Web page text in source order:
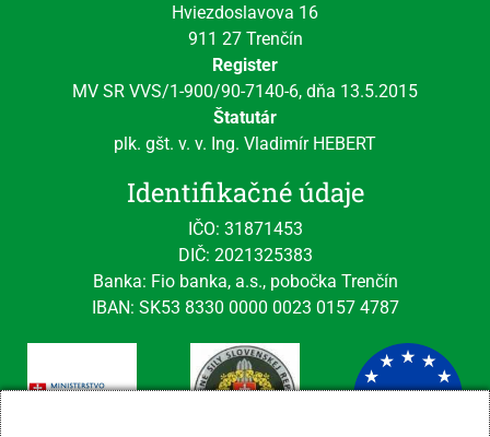
Hviezdoslavova 16
911 27 Trenčín
Register
MV SR VVS/1-900/90-7140-6, dňa 13.5.2015
Štatutár
plk. gšt. v. v. Ing. Vladimír HEBERT
Identifikačné údaje
IČO: 31871453
DIČ: 2021325383
Banka: Fio banka, a.s., pobočka Trenčín
IBAN: SK53 8330 0000 0023 0157 4787